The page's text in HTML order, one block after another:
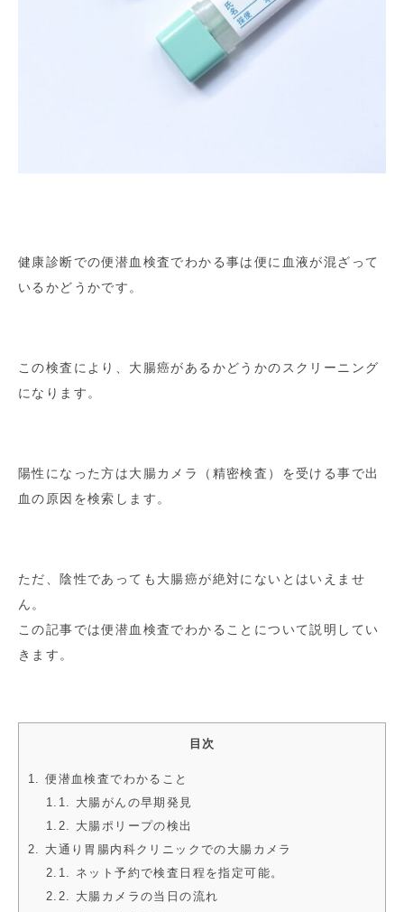
健康診断での便潜血検査でわかる事は便に血液が混ざって
いるかどうかです。
この検査により、大腸癌があるかどうかのスクリーニング
になります。
陽性になった方は大腸カメラ（精密検査）を受ける事で出
血の原因を検索します。
ただ、陰性であっても大腸癌が絶対にないとはいえませ
ん。
この記事では便潜血検査でわかることについて説明してい
きます。
目次
1. 便潜血検査でわかること
1.1. 大腸がんの早期発見
1.2. 大腸ポリープの検出
2. 大通り胃腸内科クリニックでの大腸カメラ
2.1. ネット予約で検査日程を指定可能。
2.2. 大腸カメラの当日の流れ